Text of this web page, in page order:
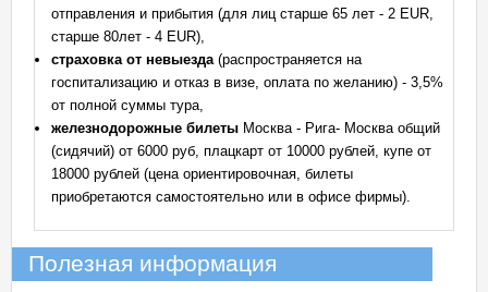
отправления и прибытия (для лиц старше 65 лет - 2 EUR,
старше 80лет - 4 EUR),
страховка от невыезда (распространяется на
госпитализацию и отказ в визе, оплата по желанию) - 3,5%
от полной суммы тура,
железнодорожные билеты Москва - Рига- Москва общий
(сидячий) от 6000 руб, плацкарт от 10000 рублей, купе от
18000 рублей (цена ориентировочная, билеты
приобретаются самостоятельно или в офисе фирмы).
Полезная информация